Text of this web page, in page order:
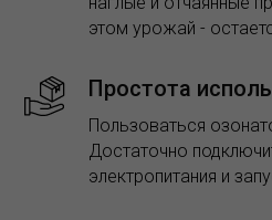
этом урожай -
Простота
Пользоваться
Достаточно
электропитания и